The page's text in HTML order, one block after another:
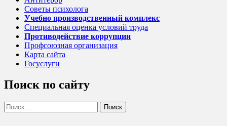
Советы психолога
Учебно производственный комплекс
Специальная оценка условий труда
Противодействие коррупции
Профсоюзная организация
Карта сайта
Госуслуги
Поиск по сайту
Найти: